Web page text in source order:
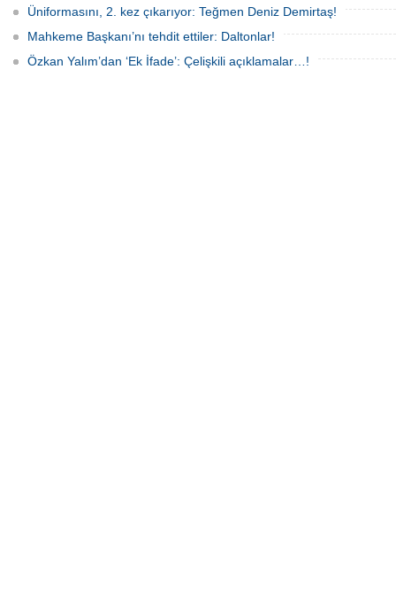
Üniformasını, 2. kez çıkarıyor: Teğmen Deniz Demirtaş!
Mahkeme Başkanı’nı tehdit ettiler: Daltonlar!
Özkan Yalım’dan ‘Ek İfade’: Çelişkili açıklamalar…!